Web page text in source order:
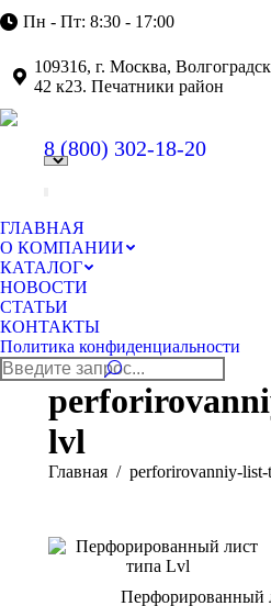
Пн - Пт: 8:30 - 17:00
109316, г. Москва,
42 к23. Печатники район
8 (800) 302-18-20
ГЛАВНАЯ
О КОМПАНИИ
КАТАЛОГ
НОВОСТИ
СТАТЬИ
КОНТАКТЫ
Политика конфиденциальности
Поиск:
lvl
Вы здесь:
Главная perforirovanniy-
Перфорированный